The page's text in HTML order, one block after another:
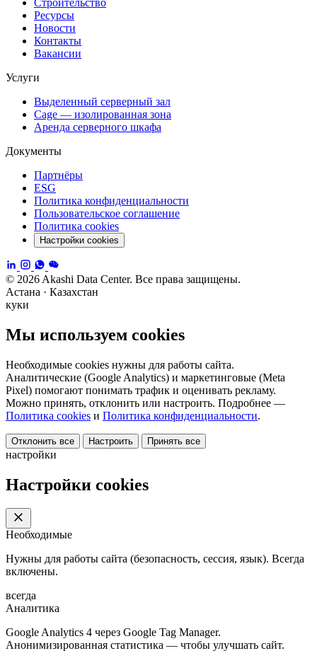
Ресурсы
Новости
Контакты
Вакансии
Услуги
Выделенный серверный зал
Cage — изолированная зона
Аренда серверного шкафа
Документы
Партнёры
ESG
Политика конфиденциальности
Пользовательское соглашение
Политика cookies
Настройки cookies
© 2026 Akashi Data Center. Все права защищены.
Астана · Казахстан
куки
Мы используем cookies
Необходимые cookies нужны для работы сайта.
Аналитические (Google Analytics) и маркетинговые (Meta
Pixel) помогают понимать трафик и оценивать рекламу.
Можно принять, отклонить или настроить. Подробнее —
Политика cookies и Политика конфиденциальности.
Отклонить все Настроить Принять все
настройки
Настройки cookies
Необходимые
Нужны для работы сайта (безопасность, сессия, язык). Всегда
включены.
всегда
Аналитика
Google Analytics 4 через Google Tag Manager.
Анонимизированная статистика — чтобы улучшать сайт.